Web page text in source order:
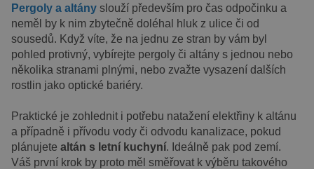
Pergoly a altány slouží především pro čas odpočinku a
neměl by k nim zbytečně doléhal hluk z ulice či od
sousedů. Když víte, že na jednu ze stran by vám byl
pohled protivný, vybírejte pergoly či altány s jednou nebo
několika stranami plnými, nebo zvažte vysazení dalších
rostlin jako optické bariéry.
Praktické je zohlednit i potřebu natažení elektřiny k altánu
a případně i přívodu vody či odvodu kanalizace, pokud
plánujete altán s letní kuchyní. Ideálně pak pod zemí.
Váš první krok by proto měl směřovat k výběru takového